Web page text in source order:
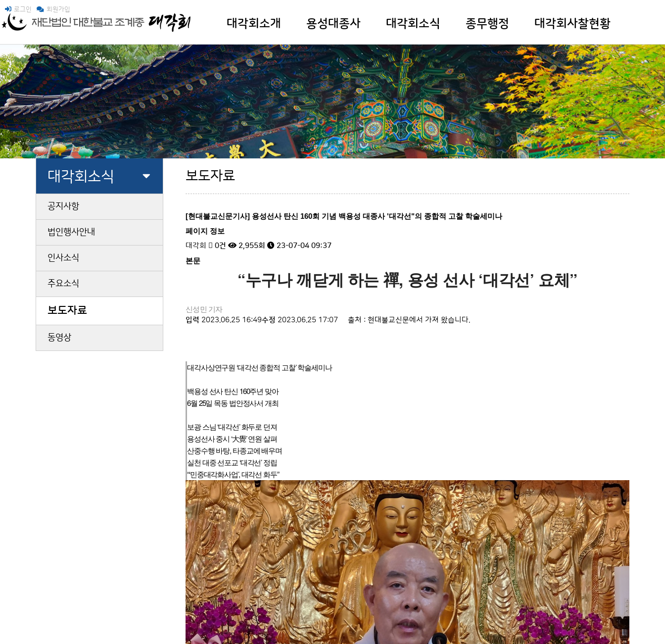
로그인 회원가입
대각회소개
법인소개
법인현황
이사장스님
법인기구안내
법인 정관 및 규정
찾아오시는 길
용성대종사
행적
연보
용성사상
대각회소식
공지사항
법인행사안내
인사소식
주요소식
보도자료
동영상
종무행정
종무자료실
건의사항
대각회사찰현황
등록사찰검색
대각회소식
공지사항
법인행사안내
인사소식
주요소식
보도자료
동영상
보도자료
[현대불교신문기사] 용성선사 탄신 160회 기념 백용성 대종사 '대각선"의 종합적 고찰 학술세미나
페이지 정보
대각회
0건 2,955회
23-07-04 09:37
본문
“누구나 깨닫게 하는 禪, 용성 선사 ‘대각선’ 요체”
신성민 기자
입력 2023.06.25 16:49수정 2023.06.25 17:07 출처 : 현대불교신문에서 가져 왔습니다.
대각사상연구원 ‘대각선 종합적 고찰’ 학술세미나
백용성 선사 탄신 160주년 맞아
6월 25일 목동 법안정사서 개최
보광 스님 ‘대각선’ 화두로 던져
용성선사 중시 ‘大覺’ 연원 살펴
산중수행 바탕, 타종교에 배우며
실천 대중 선포교 ‘대각선’ 정립
“‘민중대각화사업’, 대각선 화두”